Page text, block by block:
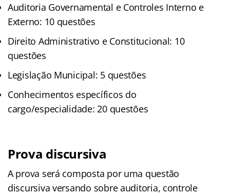
Auditoria Governamental e Controles Interno e
Externo: 10 questões
Direito Administrativo e Constitucional: 10
questões
Legislação Municipal: 5 questões
Conhecimentos específicos do
cargo/especialidade: 20 questões
Prova discursiva
A prova será composta por uma questão
discursiva versando sobre auditoria, controle